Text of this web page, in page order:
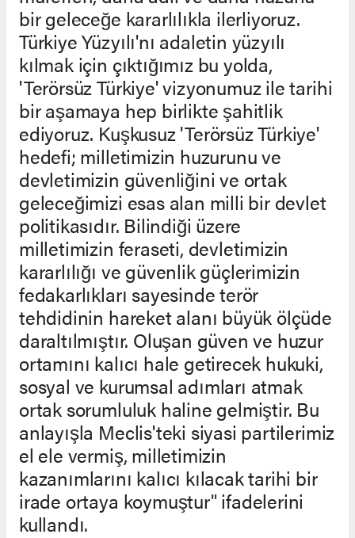
bir geleceğe kararlılıkla ilerliyoruz.
Türkiye Yüzyılı'nı adaletin yüzyılı
kılmak için çıktığımız bu yolda,
'Terörsüz Türkiye' vizyonumuz ile tarihi
bir aşamaya hep birlikte şahitlik
ediyoruz. Kuşkusuz 'Terörsüz Türkiye'
hedefi; milletimizin huzurunu ve
devletimizin güvenliğini ve ortak
geleceğimizi esas alan milli bir devlet
politikasıdır. Bilindiği üzere
milletimizin feraseti, devletimizin
kararlılığı ve güvenlik güçlerimizin
fedakarlıkları sayesinde terör
tehdidinin hareket alanı büyük ölçüde
daraltılmıştır. Oluşan güven ve huzur
ortamını kalıcı hale getirecek hukuki,
sosyal ve kurumsal adımları atmak
ortak sorumluluk haline gelmiştir. Bu
anlayışla Meclis'teki siyasi partilerimiz
el ele vermiş, milletimizin
kazanımlarını kalıcı kılacak tarihi bir
irade ortaya koymuştur" ifadelerini
kullandı.